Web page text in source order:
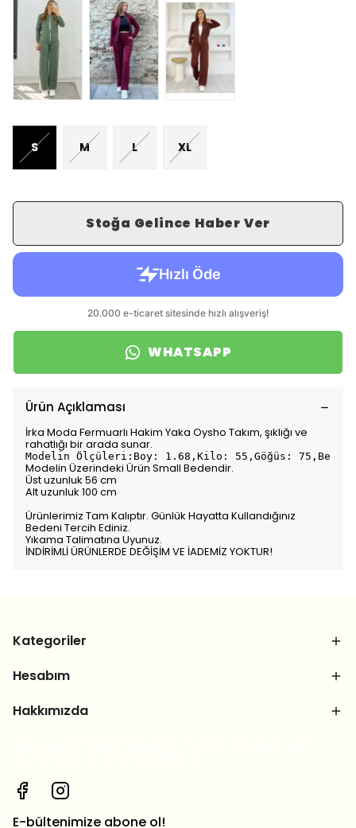
S M L XL
Stoğa Gelince Haber Ver
WHATSAPP
Ürün Açıklaması
İrka Moda Fermuarlı Hakim Yaka Oysho Takım, şıklığı ve
rahatlığı bir arada sunar.
Modelin Ölçüleri:Boy: 1.68,Kilo: 55,Göğüs: 75,Bel:
Modelin Üzerindeki Ürün Small Bedendir.
Üst uzunluk 56 cm
Alt uzunluk 100 cm
Ürünlerimiz Tam Kalıptır. Günlük Hayatta Kullandığınız
Bedeni Tercih Ediniz.
Yıkama Talimatına Uyunuz.
İNDİRİMLİ ÜRÜNLERDE DEĞİŞİM VE İADEMİZ YOKTUR!
Kategoriler
Hesabım
Hakkımızda
E-bültenimize abone ol!